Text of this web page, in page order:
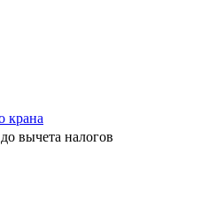
крана
до вычета налогов